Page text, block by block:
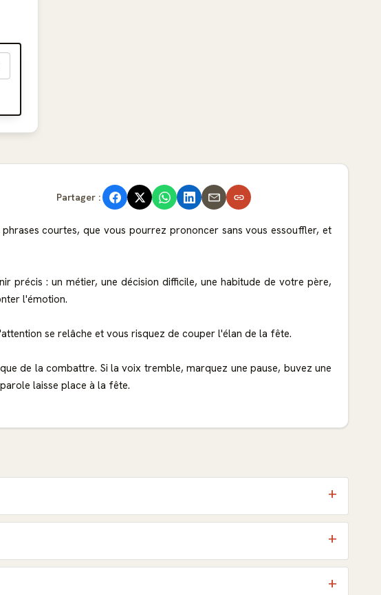
Partager :
courtes, que vous pourrez prononcer sans vous essouffler, et
précis : un métier, une décision difficile, une habitude de votre père,
l'émotion.
se relâche et vous risquez de couper l'élan de la fête.
de la combattre. Si la voix tremble, marquez une pause, buvez une
laisse place à la fête.